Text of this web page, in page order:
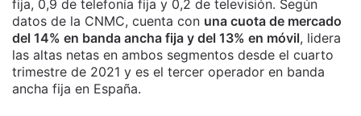
fija, 0,9 de telefonía fija y 0,2 de televisión. Según
datos de la CNMC, cuenta con una cuota de mercado
del 14% en banda ancha fija y del 13% en móvil, lidera
las altas netas en ambos segmentos desde el cuarto
trimestre de 2021 y es el tercer operador en banda
ancha fija en España.